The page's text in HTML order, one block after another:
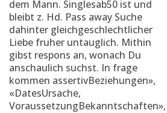
dem Mann. Singlesab50 ist und
bleibt z. Hd. Pass away Suche
dahinter gleichgeschlechtlicher
Liebe fruher untauglich. Mithin
gibst respons an, wonach Du
anschaulich suchst. In frage
kommen assertivBeziehungen»,
«DatesUrsache,
VoraussetzungBekanntschaften»,